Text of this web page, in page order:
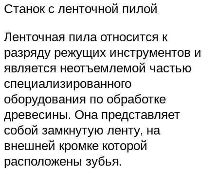
Станок с ленточной пилой
Ленточная пила относится к
разряду режущих инструментов и
является неотъемлемой частью
специализированного
оборудования по обработке
древесины. Она представляет
собой замкнутую ленту, на
внешней кромке которой
расположены зубья.